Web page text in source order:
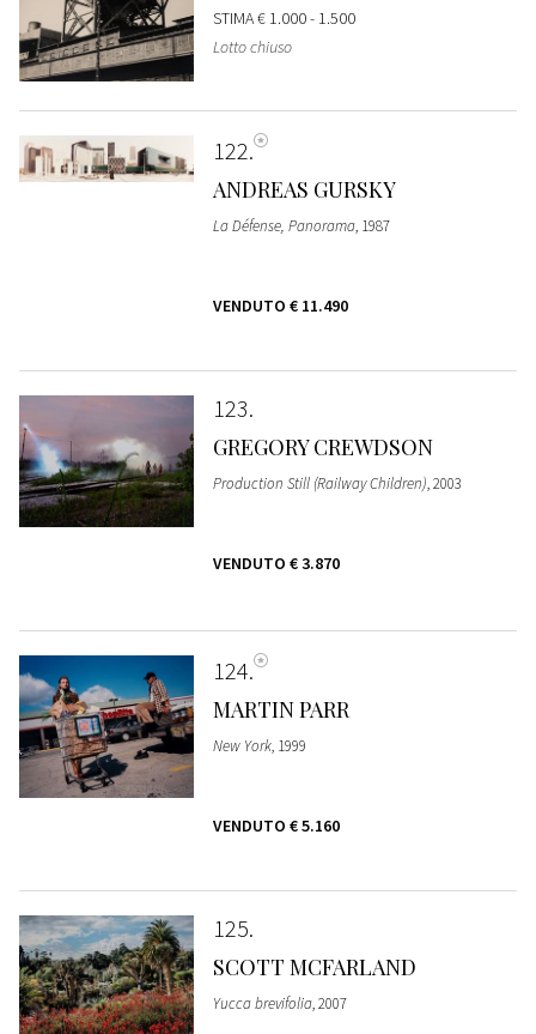
STIMA€ 1.000 - 1.500
Lotto chiuso
122
ANDREAS GURSKY
La Défense, Panorama, 1987
VENDUTO € 11.490
123
GREGORY CREWDSON
Production Still (Railway Children), 2003
VENDUTO € 3.870
124
MARTIN PARR
New York, 1999
VENDUTO € 5.160
125
SCOTT MCFARLAND
Yucca brevifolia, 2007